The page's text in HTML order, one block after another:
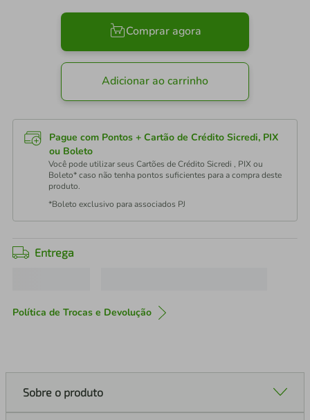
Comprar agora
Adicionar ao carrinho
Pague com Pontos + Cartão de Crédito Sicredi, PIX
ou Boleto
Você pode utilizar seus Cartões de Crédito Sicredi , PIX ou
Boleto* caso não tenha pontos suficientes para a compra deste
produto.
*Boleto exclusivo para associados PJ
Entrega
Política de Trocas e Devolução
Sobre o produto